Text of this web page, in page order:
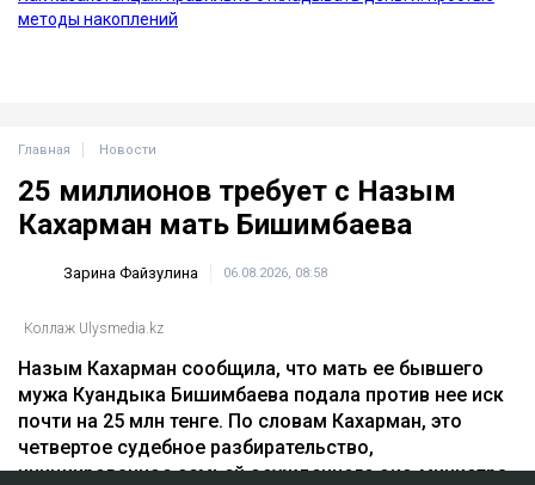
Главная Новости
25 миллионов требует с Назым
Кахарман мать Бишимбаева
Зарина Файзулина 06.08.2026, 08:58
Коллаж Ulysmedia.kz
Назым Кахарман сообщила, что мать ее бывшего
мужа Куандыка Бишимбаева подала против нее иск
почти на 25 млн тенге. По словам Кахарман, это
четвертое судебное разбирательство,
инициированное семьей осужденного экс-министра